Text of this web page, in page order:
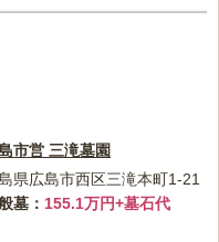
市営 三滝墓園
県広島市西区三滝本町1-21
墓
155.1万円+墓石代